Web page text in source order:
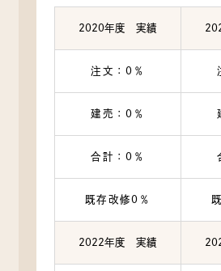
2020年度 実績
注文：0％
建売：0％
合計：0％
既存改修0％
2022年度 実績